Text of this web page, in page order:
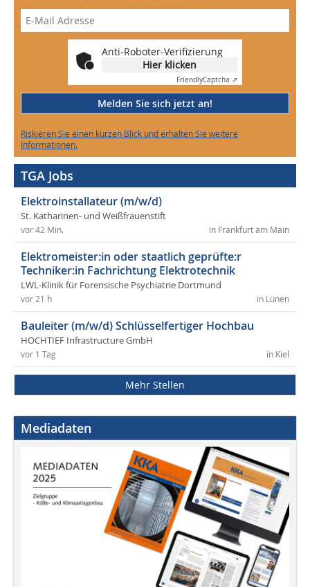
Anti-Roboter-Verifizierung
Hier klicken
FriendlyCaptcha ⇗
Melden Sie sich jetzt an!
Riskieren Sie einen kurzen Blick und erhalten Sie weitere
Informationen.
TGA Jobs
Elektroinstallateur (m/w/d)
St. Katharinen- und Weißfrauenstift
in Frankfurt am Main
vor 42 Min.
Elektromeister:in oder staatlich geprüfte:r
Techniker:in Fachrichtung Elektrotechnik
LWL-Klinik für Forensische Psychiatrie Dortmund
in Lünen
vor 21 h
Bauleiter (m/w/d) Schlüsselfertiger Hochbau
HOCHTIEF Infrastructure GmbH
in Kiel
vor 1 Tag
Mehr Stellen
Mediadaten